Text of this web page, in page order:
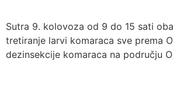
Sutra 9. kolovoza od 9 do 15 sati
tretiranje larvi komaraca sve prema
dezinsekcije komaraca na području